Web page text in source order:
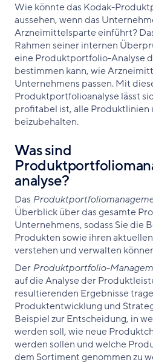
Wie könnte das Kodak-
aussehen, wenn das
Arzneimittelsparte einführt?
Rahmen seiner internen
eine Produktportfolio-Analyse
bestimmen kann, wie
Unternehmens passen. Mit
Produktportfolioanalyse lässt
profitabel ist, alle Produktlinien
beizubehalten.
Was sind
analyse?
Das
Überblick über das gesamte
Unternehmens, sodass Sie die
Produkten sowie ihren
verstehen und verwalten
DerProduktportfolio-
auf die Analyse der
resultierenden Ergebnisse
Produktentwicklung und
Beispiel zur Entscheidung, in
werden soll, wie neue
werden sollen und welche
dem Sortiment genommen zu